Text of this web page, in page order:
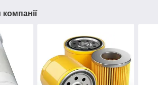
компанії